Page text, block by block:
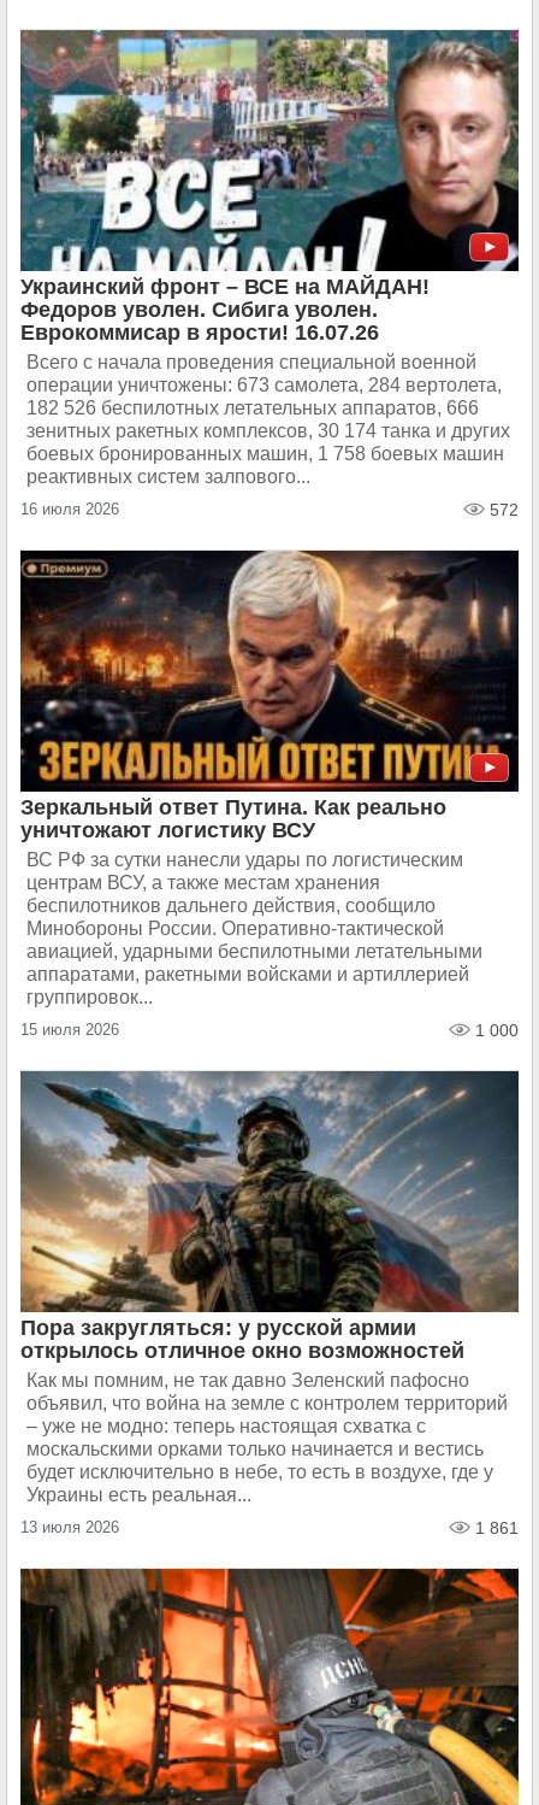
Украинский фронт – ВСЕ на МАЙДАН!
Федоров уволен. Сибига уволен.
Еврокоммисар в ярости! 16.07.26
Всего с начала проведения специальной военной
операции уничтожены: 673 самолета, 284 вертолета,
182 526 беспилотных летательных аппаратов, 666
зенитных ракетных комплексов, 30 174 танка и других
боевых бронированных машин, 1 758 боевых машин
реактивных систем залпового...
16 июля 2026 572
Зеркальный ответ Путина. Как реально
уничтожают логистику ВСУ
ВС РФ за сутки нанесли удары по логистическим
центрам ВСУ, а также местам хранения
беспилотников дальнего действия, сообщило
Минобороны России. Оперативно-тактической
авиацией, ударными беспилотными летательными
аппаратами, ракетными войсками и артиллерией
группировок...
15 июля 2026 1 000
Пора закругляться: у русской армии
открылось отличное окно возможностей
Как мы помним, не так давно Зеленский пафосно
объявил, что война на земле с контролем территорий
– уже не модно: теперь настоящая схватка с
москальскими орками только начинается и вестись
будет исключительно в небе, то есть в воздухе, где у
Украины есть реальная...
13 июля 2026 1 861